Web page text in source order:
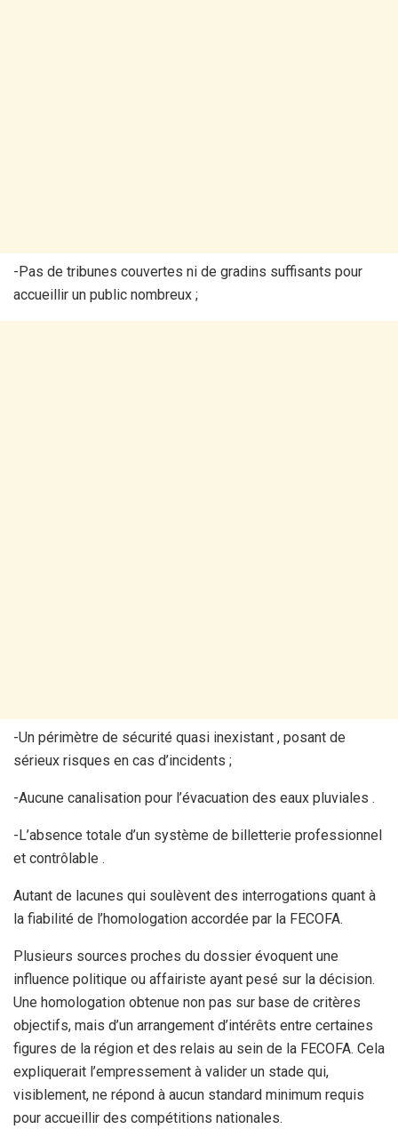
-Pas de tribunes couvertes ni de gradins suffisants pour
accueillir un public nombreux ;
-Un périmètre de sécurité quasi inexistant , posant de
sérieux risques en cas d’incidents ;
-Aucune canalisation pour l’évacuation des eaux pluviales .
-L’absence totale d’un système de billetterie professionnel
et contrôlable .
Autant de lacunes qui soulèvent des interrogations quant à
la fiabilité de l’homologation accordée par la FECOFA.
Plusieurs sources proches du dossier évoquent une
influence politique ou affairiste ayant pesé sur la décision.
Une homologation obtenue non pas sur base de critères
objectifs, mais d’un arrangement d’intérêts entre certaines
figures de la région et des relais au sein de la FECOFA. Cela
expliquerait l’empressement à valider un stade qui,
visiblement, ne répond à aucun standard minimum requis
pour accueillir des compétitions nationales.